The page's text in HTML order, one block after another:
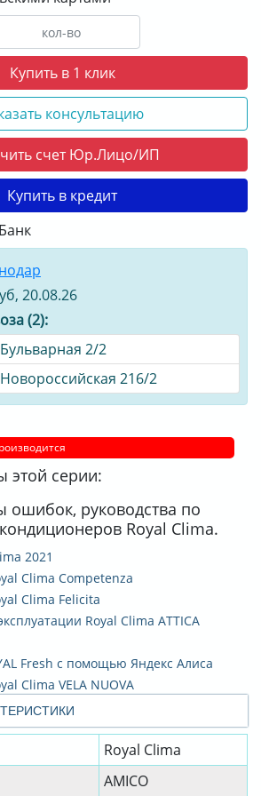
Royal Clima
AMICO
Купить в 1 клик
консультацию
счет Юр.Лицо/ИП
Купить в кредит
20.08.26
(2):
2/2
216/2
этой серии:
ошибок, руководства по
Royal Clima.
2021
Clima Competenza
Clima Felicita
Royal Clima ATTICA
Fresh с помощью Яндекс Алиса
Clima VELA NUOVA